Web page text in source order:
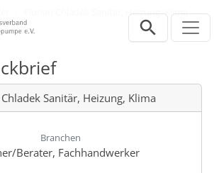
Florian Chladek Sanitär, Heizung, Klima
Sanitär, Heizung, Klima
Branchen
Berater, Fachhandwerker